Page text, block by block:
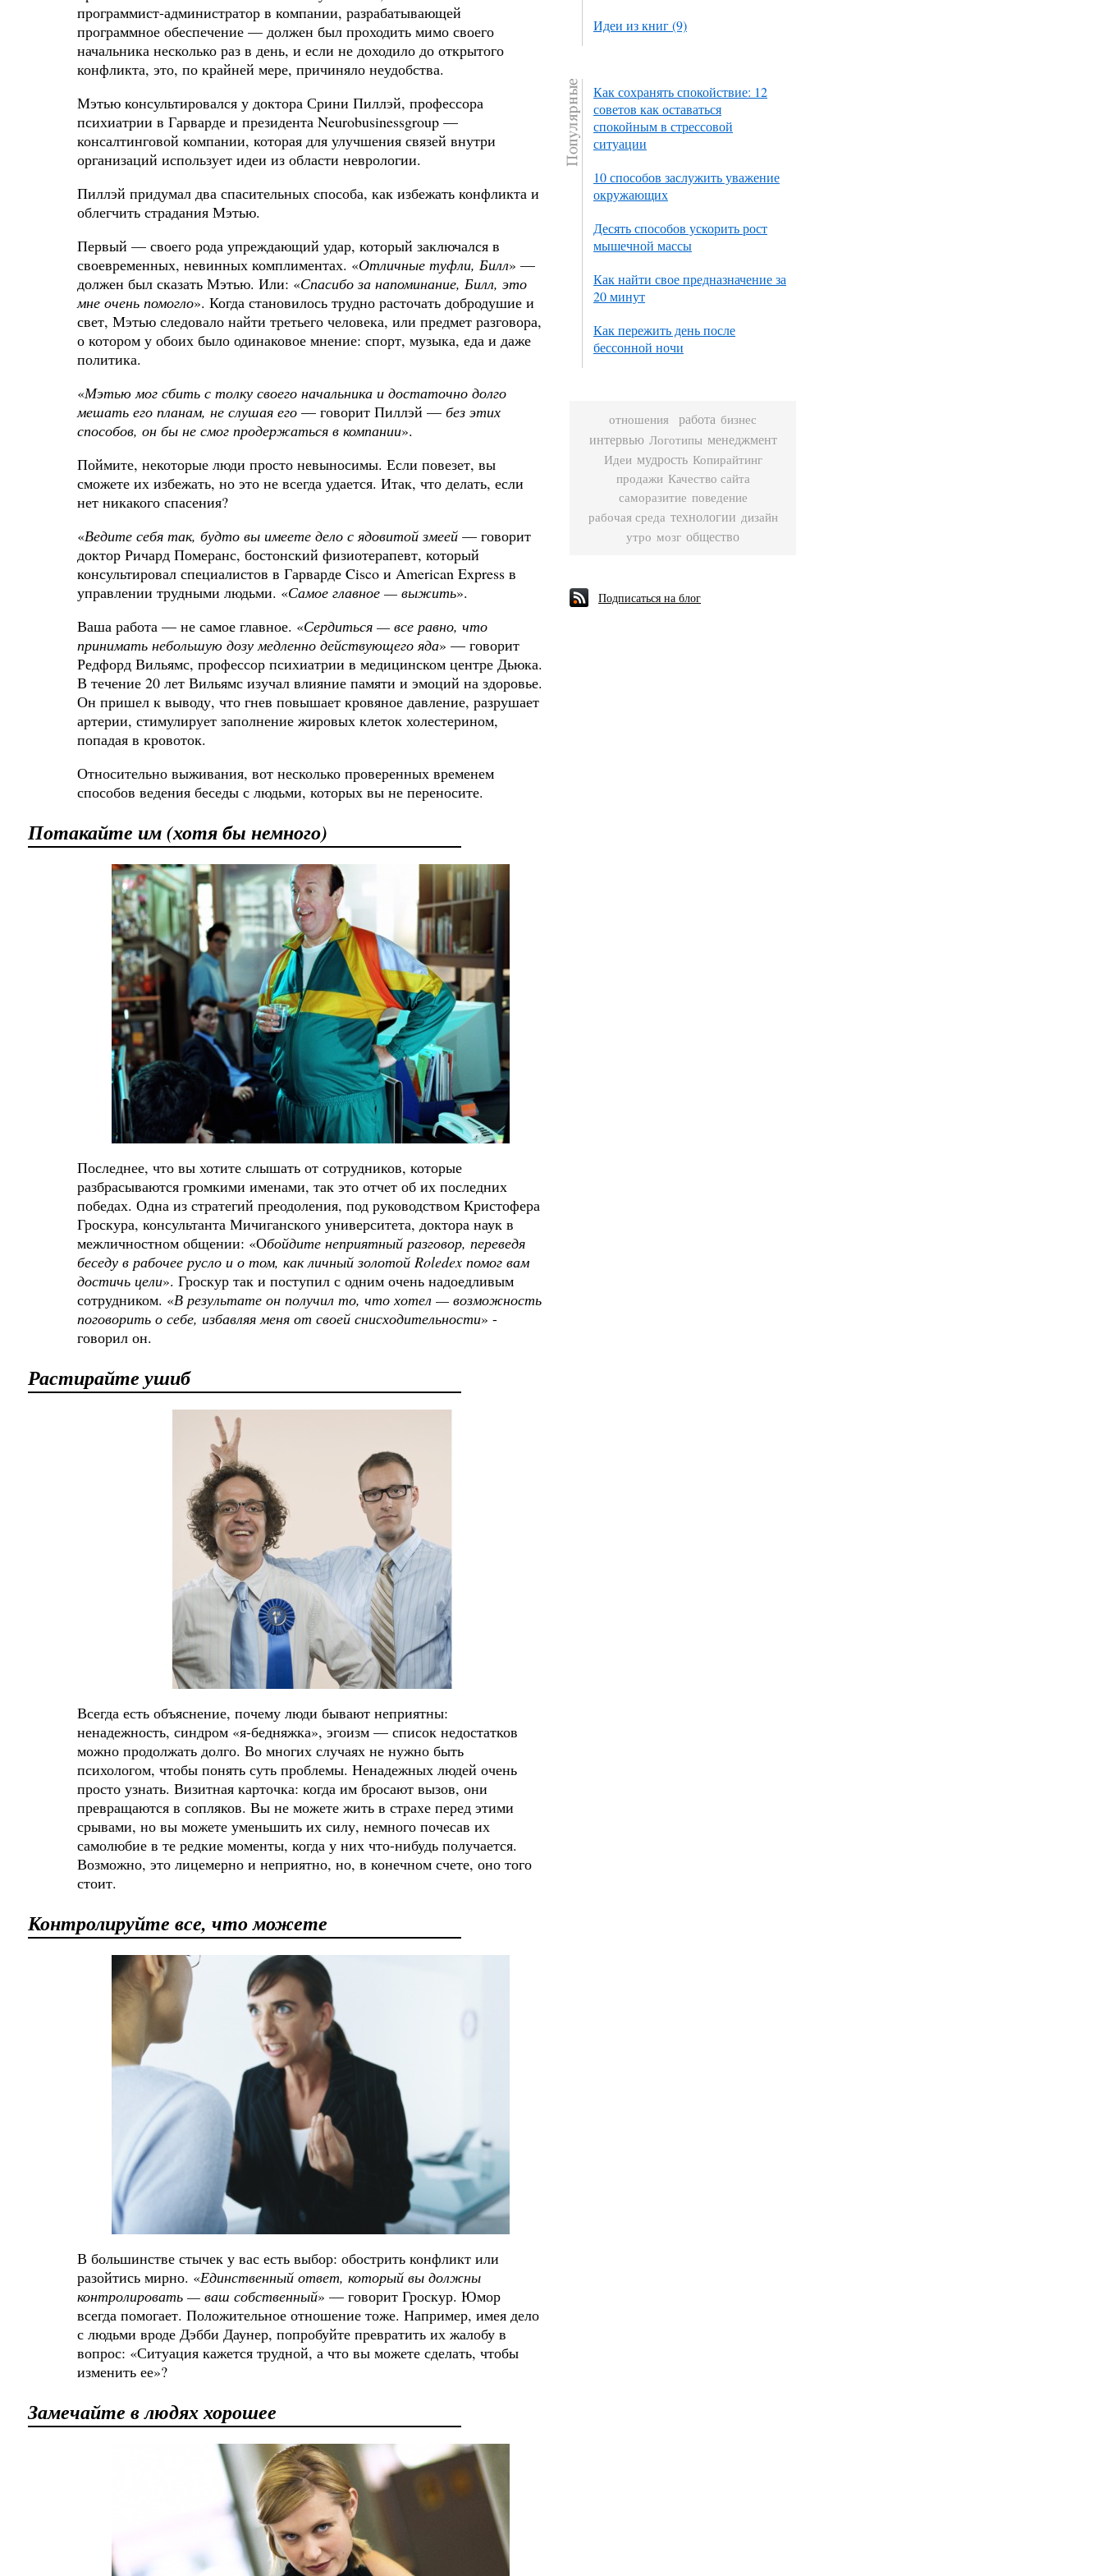
программист-администратор в компании, разрабатывающей
программное обеспечение — должен был проходить мимо своего
начальника несколько раз в день, и если не доходило до открытого
конфликта, это, по крайней мере, причиняло неудобства.
Мэтью консультировался у доктора Срини Пиллэй, профессора
психиатрии в Гарварде и президента Neurobusinessgroup —
консалтинговой компании, которая для улучшения связей внутри
организаций использует идеи из области неврологии.
Пиллэй придумал два спасительных способа, как избежать конфликта и
облегчить страдания Мэтью.
Первый — своего рода упреждающий удар, который заключался в
своевременных, невинных комплиментах. «Отличные туфли, Билл» —
должен был сказать Мэтью. Или: «Спасибо за напоминание, Билл, это
мне очень помогло». Когда становилось трудно расточать добродушие и
свет, Мэтью следовало найти третьего человека, или предмет разговора,
о котором у обоих было одинаковое мнение: спорт, музыка, еда и даже
политика.
«Мэтью мог сбить с толку своего начальника и достаточно долго
мешать его планам, не слушая его — говорит Пиллэй — без этих
способов, он бы не смог продержаться в компании».
Поймите, некоторые люди просто невыносимы. Если повезет, вы
сможете их избежать, но это не всегда удается. Итак, что делать, если
нет никакого спасения?
«Ведите себя так, будто вы имеете дело с ядовитой змеей — говорит
доктор Ричард Померанс, бостонский физиотерапевт, который
консультировал специалистов в Гарварде Cisco и American Express в
управлении трудными людьми. «Самое главное — выжить».
Ваша работа — не самое главное. «Сердиться — все равно, что
принимать небольшую дозу медленно действующего яда» — говорит
Редфорд Вильямс, профессор психиатрии в медицинском центре Дьюка.
В течение 20 лет Вильямс изучал влияние памяти и эмоций на здоровье.
Он пришел к выводу, что гнев повышает кровяное давление, разрушает
артерии, стимулирует заполнение жировых клеток холестерином,
попадая в кровоток.
Относительно выживания, вот несколько проверенных временем
способов ведения беседы с людьми, которых вы не переносите.
Потакайте им (хотя бы немного)
Последнее, что вы хотите слышать от сотрудников, которые
разбрасываются громкими именами, так это отчет об их последних
победах. Одна из стратегий преодоления, под руководством Кристофера
Гроскура, консультанта Мичиганского университета, доктора наук в
межличностном общении: «Обойдите неприятный разговор, переведя
беседу в рабочее русло и о том, как личный золотой Roledex помог вам
достичь цели». Гроскур так и поступил с одним очень надоедливым
сотрудником. «В результате он получил то, что хотел — возможность
поговорить о себе, избавляя меня от своей снисходительности» -
говорил он.
Растирайте ушиб
Всегда есть объяснение, почему люди бывают неприятны:
ненадежность, синдром «я-бедняжка», эгоизм — список недостатков
можно продолжать долго. Во многих случаях не нужно быть
психологом, чтобы понять суть проблемы. Ненадежных людей очень
просто узнать. Визитная карточка: когда им бросают вызов, они
превращаются в сопляков. Вы не можете жить в страхе перед этими
срывами, но вы можете уменьшить их силу, немного почесав их
самолюбие в те редкие моменты, когда у них что-нибудь получается.
Возможно, это лицемерно и неприятно, но, в конечном счете, оно того
стоит.
Контролируйте все, что можете
В большинстве стычек у вас есть выбор: обострить конфликт или
разойтись мирно. «Единственный ответ, который вы должны
контролировать — ваш собственный» — говорит Гроскур. Юмор
всегда помогает. Положительное отношение тоже. Например, имея дело
с людьми вроде Дэбби Даунер, попробуйте превратить их жалобу в
вопрос: «Ситуация кажется трудной, а что вы можете сделать, чтобы
изменить ее»?
Замечайте в людях хорошее
Идеи из книг (9)
Как сохранять спокойствие: 12
советов как оставаться
спокойным в стрессовой
ситуации
10 способов заслужить уважение
окружающих
Десять способов ускорить рост
мышечной массы
Как найти свое предназначение за
20 минут
Как пережить день после
бессонной ночи
отношения работа бизнес
интервью Логотипы менеджмент
Идеи мудрость Копирайтинг
продажи Качество сайта
саморазитие поведение
рабочая среда технологии дизайн
утро мозг общество
Подписаться на блог